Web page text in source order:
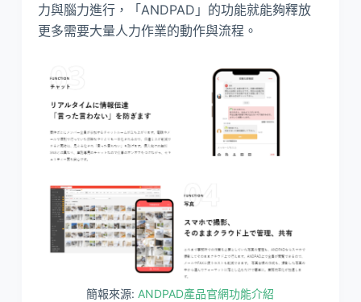
力與腦力進行，「ANDPAD」的功能就能夠釋放
更多需要大量人力作業的動作與流程。
簡報來源: ANDPAD產品官網功能介紹